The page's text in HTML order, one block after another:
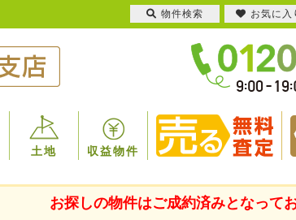
土地 収益物件
お探しの物件はご成約済みとなってお
物件検索 お気に入